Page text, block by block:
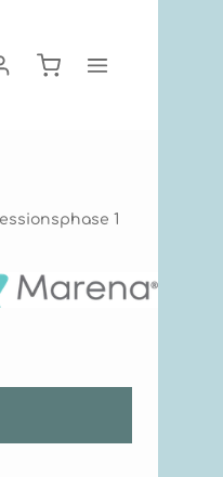
Warenkorb enthält
1